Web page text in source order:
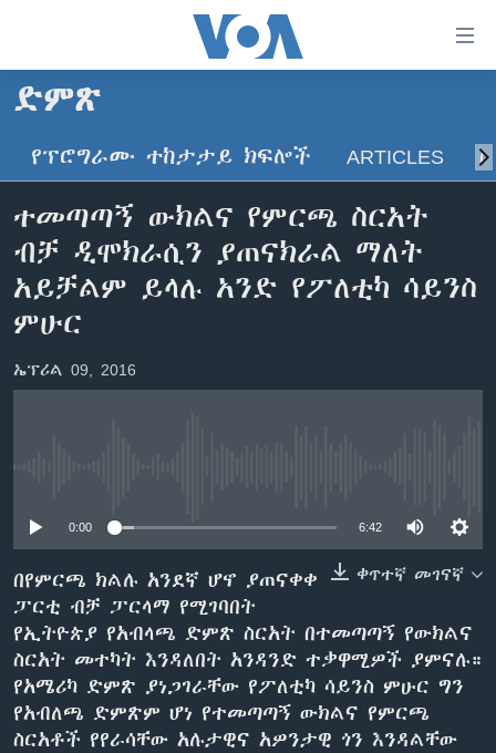
ማገናኛዎች
ዋናው
ይዘት
ወደ
ዋናው
ይዘት
እለፍ
ወደ
ይዘት
ዜና
ኢትዮጵያ
ዓለምአቀፍ
አሜሪካ
መካከለኛው ምሥራቅ
ኑሮ በጤንነት
ከምሽቱ ሦስት ሰዓት የአማርኛ ዜና
ቪዲዮ
የፎቶ መድብሎች
ቋንቋዎች
ድምጽ
የፕሮግራሙ ተከታታይ ክፍሎች ARTICLES
ተመጣጣኝ ውክልና የምርጫ ስርአት
ብቻ ዲሞክራሲን ያጠናክራል ማለት
አይቻልም ይላሉ አንድ የፖለቲካ ሳይንስ
ምሁር
ኤፕሪል 09, 2016
0:00 6:42
ቀጥተኛ መገናኛ
በየምርጫ ክልሉ አንደኛ ሆኖ ያጠናቀቀ
ፓርቲ ብቻ ፓርላማ የሚገባበት
የኢትዮጵያ የአብላጫ ድምጽ ስርአት በተመጣጣኝ የውክልና
ስርአት መተካት እንዳለበት አንዳንድ ተቃዋሚዎች ያምናሉ።
የአሜሪካ ድምጽ ያነጋገራቸው የፖለቲካ ሳይንስ ምሁር ግን
የአብለጫ ድምጽም ሆነ የተመጣጣኝ ውክልና የምርጫ
ስርአቶች የየራሳቸው አሉታዊና አዎንታዊ ጎን እንዳልቸው